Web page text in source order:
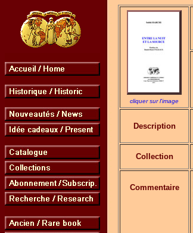
cliquer sur l'image
Description
Collection
Commentaire